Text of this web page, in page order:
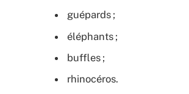
guépards ;
éléphants ;
buffles ;
rhinocéros.